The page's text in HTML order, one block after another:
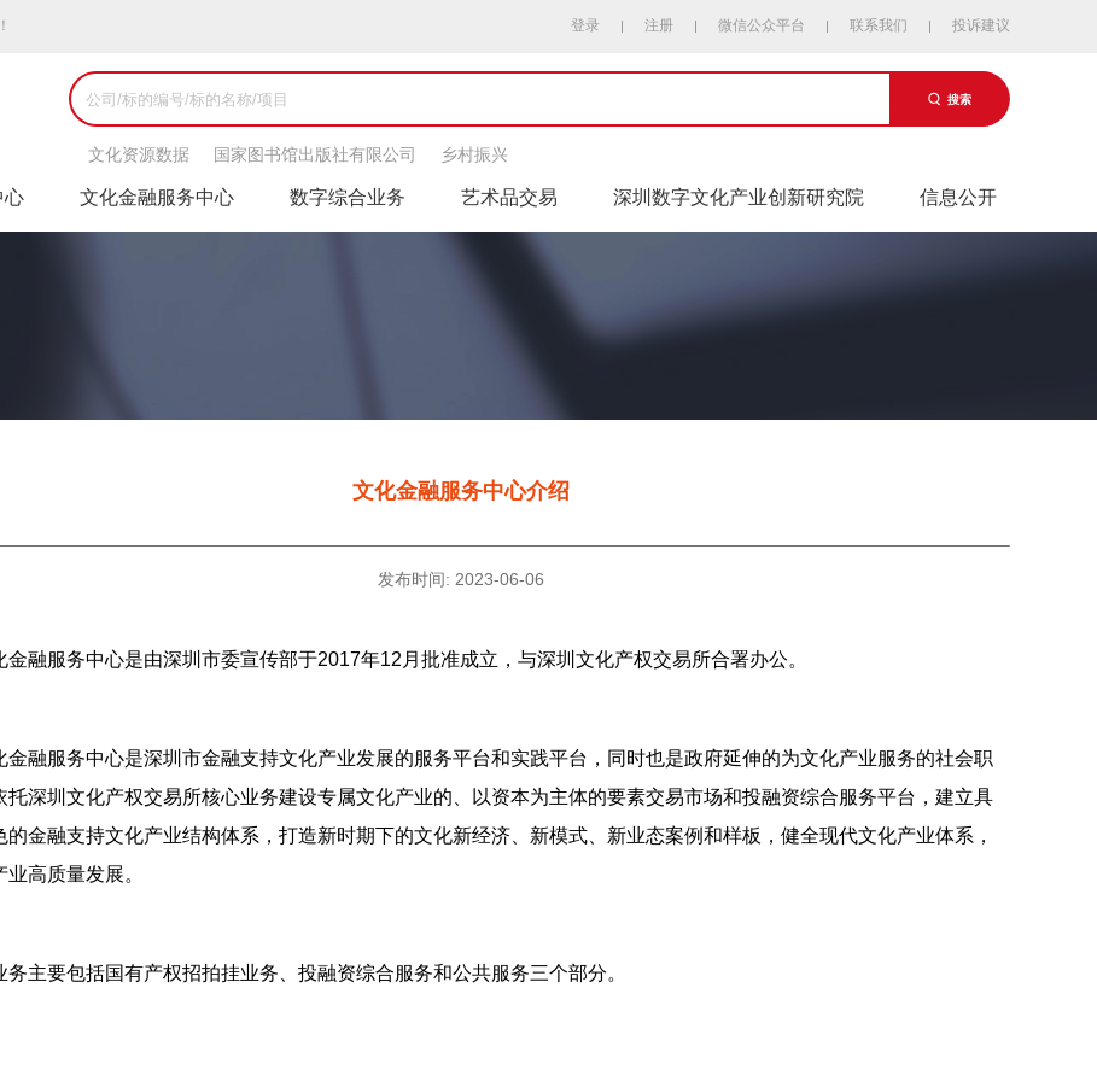
登录 注册 微信公众平台 联系我们 投诉建议
搜索
文化资源数据 国家图书馆出版社有限公司 乡村振兴
心 文化金融服务中心 数字综合业务 艺术品交易 深圳数字文化产业创新研究院 信息公开
文化金融服务中心介绍
发布时间: 2023-06-06
金融服务中心是由深圳市委宣传部于2017年12月批准成立，与深圳文化产权交易所合署办公。
金融服务中心是深圳市金融支持文化产业发展的服务平台和实践平台，同时也是政府延伸的为文化产业服务的社会职
托深圳文化产权交易所核心业务建设专属文化产业的、以资本为主体的要素交易市场和投融资综合服务平台，建立具
的金融支持文化产业结构体系，打造新时期下的文化新经济、新模式、新业态案例和样板，健全现代文化产业体系，
高质量发展。
务主要包括国有产权招拍挂业务、投融资综合服务和公共服务三个部分。